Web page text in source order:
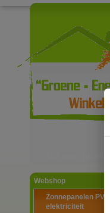
Webshop
Zonnepanelen PV-
elektriciteit